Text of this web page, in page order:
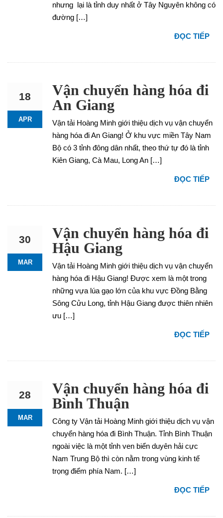
nhưng lại là tỉnh duy nhất ở Tây Nguyên không có
đường […]
ĐỌC TIẾP
18
APR
Vận chuyển hàng hóa đi
An Giang
Vận tải Hoàng Minh giới thiệu dịch vụ vận chuyển
hàng hóa đi An Giang! Ở khu vực miền Tây Nam
Bộ có 3 tỉnh đông dân nhất, theo thứ tự đó là tỉnh
Kiên Giang, Cà Mau, Long An […]
ĐỌC TIẾP
30
MAR
Vận chuyển hàng hóa đi
Hậu Giang
Vận tải Hoàng Minh giới thiệu dịch vụ vận chuyển
hàng hóa đi Hậu Giang! Được xem là một trong
những vựa lúa gạo lớn của khu vực Đồng Bằng
Sông Cửu Long, tỉnh Hậu Giang được thiên nhiên
ưu […]
ĐỌC TIẾP
28
MAR
Vận chuyển hàng hóa đi
Bình Thuận
Công ty Vận tải Hoàng Minh giới thiệu dịch vụ vận
chuyển hàng hóa đi Bình Thuận. Tỉnh Bình Thuận
ngoài việc là một tỉnh ven biển duyên hải cực
Nam Trung Bộ thì còn nằm trong vùng kinh tế
trọng điểm phía Nam. […]
ĐỌC TIẾP